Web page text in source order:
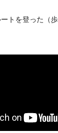
トを登った（